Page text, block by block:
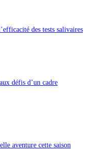
des tests salivaires
défis d’un cadre
aventure cette saison